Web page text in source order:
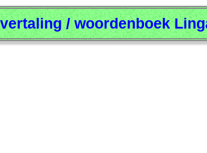
vertaling / woordenboek